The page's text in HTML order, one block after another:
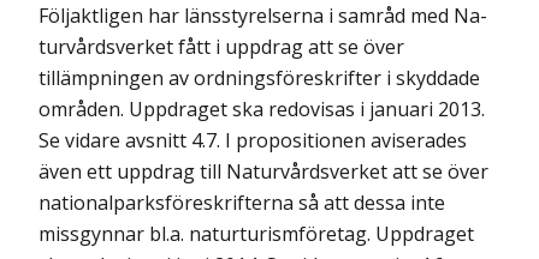
Följaktligen har länsstyrelserna i samråd med Na-
turvårdsverket fått i uppdrag att se över
tillämpningen av ordningsföreskrifter i skyddade
områden. Uppdraget ska redovisas i januari 2013.
Se vidare avsnitt 4.7. I propositionen aviserades
även ett uppdrag till Naturvårdsverket att se över
nationalparksföreskrifterna så att dessa inte
missgynnar bl.a. naturturismföretag. Uppdraget